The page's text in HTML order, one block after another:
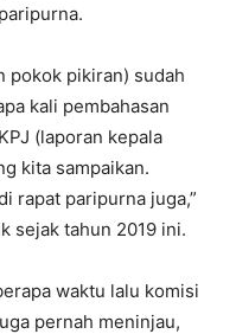
pokok pikiran) sudah
kali pembahasan
(laporan kepala
kita sampaikan.
rapat paripurna juga,”
sejak tahun 2019 ini.
waktu lalu komisi
pernah meninjau,